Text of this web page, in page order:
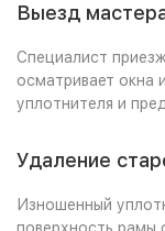
Выезд
Специалист
осматривает окна
уплотнителя и
Удаление
Изношенный